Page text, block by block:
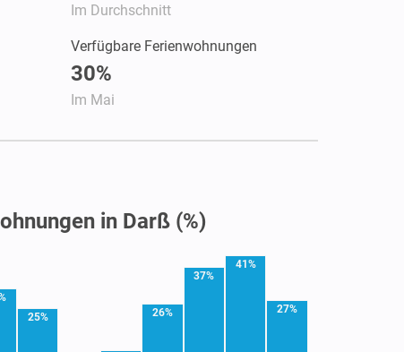
Im Durchschnitt
Verfügbare Ferienwohnungen
30%
Im Mai
in Darß (%)
25% 26%
37%
41%
27%